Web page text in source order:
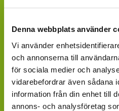
Denna webbplats använder
Vi använder
och annonserna till
för sociala medier och
vidarebefordrar även sådana
information från din enhet till
annons- och analysföretag
beställa hos ett
Hornbach, Plantagen,
fristående GardenCenter och
LIVSMEDELSBUTIKER:
tillhandahåller ett begränsat